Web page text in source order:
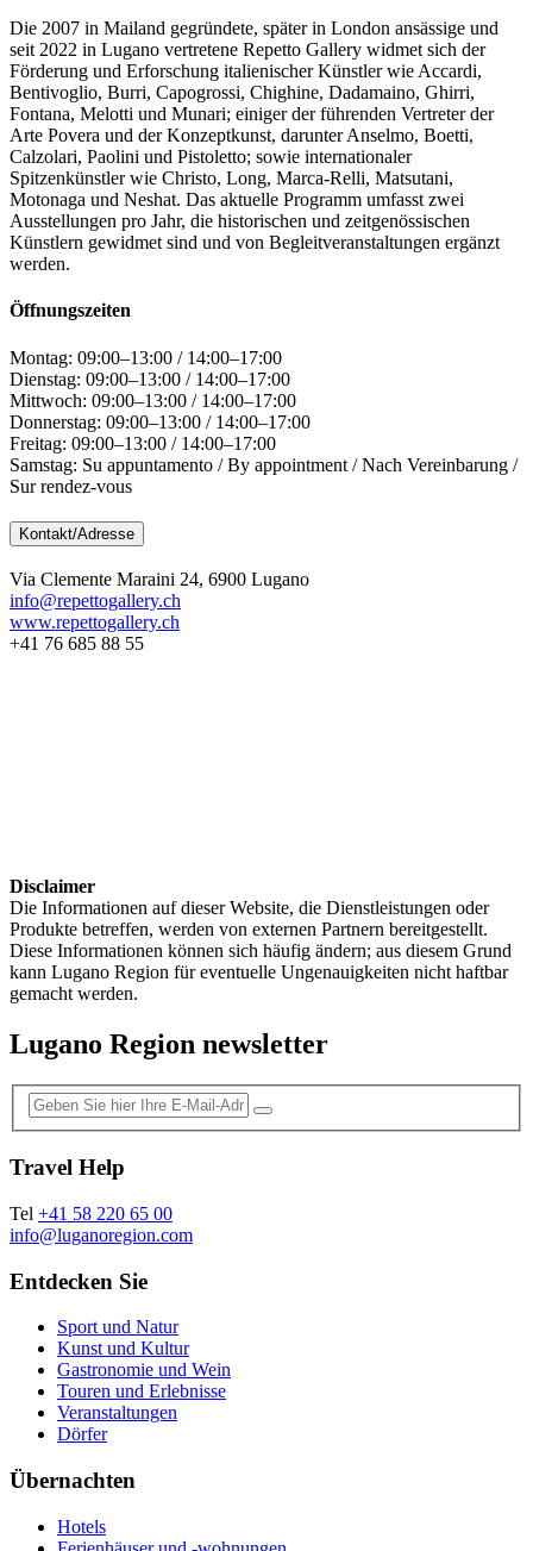
Die 2007 in Mailand gegründete, später in London ansässige und
seit 2022 in Lugano vertretene Repetto Gallery widmet sich der
Förderung und Erforschung italienischer Künstler wie Accardi,
Bentivoglio, Burri, Capogrossi, Chighine, Dadamaino, Ghirri,
Fontana, Melotti und Munari; einiger der führenden Vertreter der
Arte Povera und der Konzeptkunst, darunter Anselmo, Boetti,
Calzolari, Paolini und Pistoletto; sowie internationaler
Spitzenkünstler wie Christo, Long, Marca-Relli, Matsutani,
Motonaga und Neshat. Das aktuelle Programm umfasst zwei
Ausstellungen pro Jahr, die historischen und zeitgenössischen
Künstlern gewidmet sind und von Begleitveranstaltungen ergänzt
werden.
Öffnungszeiten
Montag: 09:00–13:00 / 14:00–17:00
Dienstag: 09:00–13:00 / 14:00–17:00
Mittwoch: 09:00–13:00 / 14:00–17:00
Donnerstag: 09:00–13:00 / 14:00–17:00
Freitag: 09:00–13:00 / 14:00–17:00
Samstag: Su appuntamento / By appointment / Nach Vereinbarung /
Sur rendez-vous
Kontakt/Adresse
Via Clemente Maraini 24, 6900 Lugano
info@repettogallery.ch
www.repettogallery.ch
+41 76 685 88 55
Disclaimer
Die Informationen auf dieser Website, die Dienstleistungen oder
Produkte betreffen, werden von externen Partnern bereitgestellt.
Diese Informationen können sich häufig ändern; aus diesem Grund
kann Lugano Region für eventuelle Ungenauigkeiten nicht haftbar
gemacht werden.
Lugano Region newsletter
Travel Help
Tel +41 58 220 65 00
info@luganoregion.com
Entdecken Sie
Sport und Natur
Kunst und Kultur
Gastronomie und Wein
Touren und Erlebnisse
Veranstaltungen
Dörfer
Übernachten
Hotels